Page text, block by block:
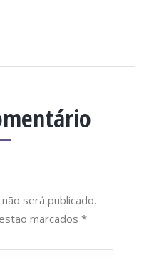
será publicado.
marcados *